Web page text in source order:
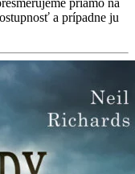
a prípadne ju